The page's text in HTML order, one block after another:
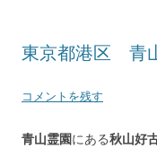
東京都港区 青
コメントを残す
青山霊園にある秋山好